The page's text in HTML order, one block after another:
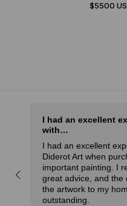
$5500
I had an excellent
with…
I had an excellent
Diderot Art when
important painting. I
great advice, and the
the artwork to my
outstanding.